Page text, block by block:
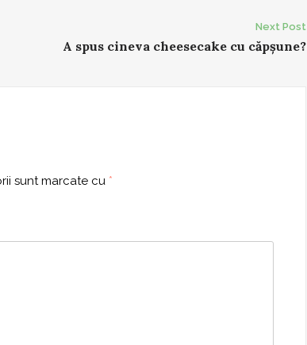
Next Post
A spus cineva cheesecake cu căpșune?
sunt marcate cu *